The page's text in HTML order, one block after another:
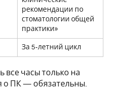
рекомендации по
стоматологии общей
практики»
За 5‑летний цикл
все часы только на
о ПК — обязательны.